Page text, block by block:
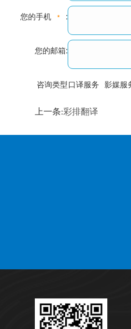
您的手机 :
您的邮箱:
咨询类型口译服务 影媒服
训翻译 标准级
上一条:彩排翻译